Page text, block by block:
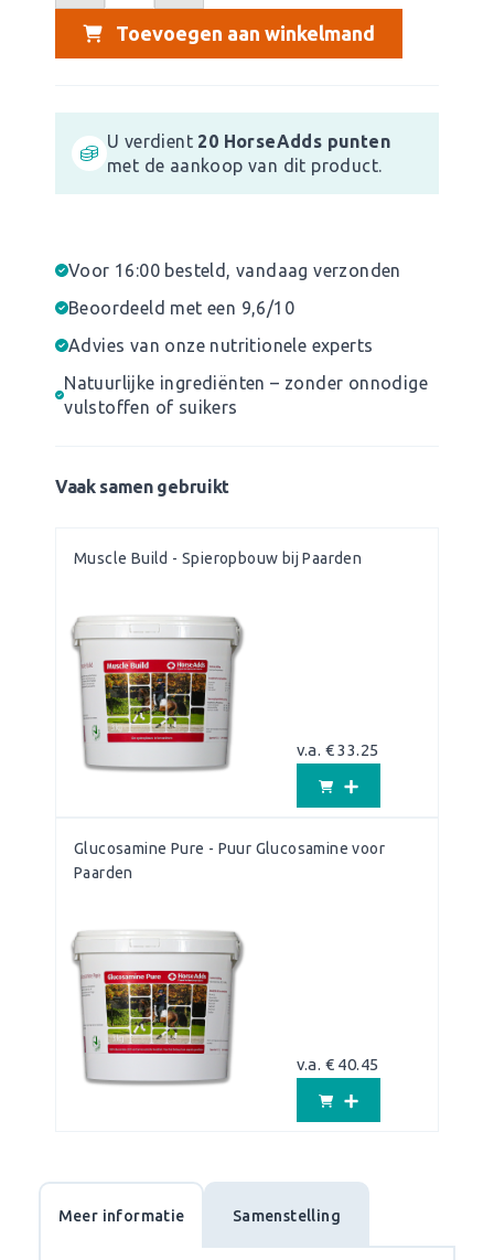
Toevoegen aan winkelmand
U verdient 20 HorseAdds punten
met de aankoop van dit product.
Voor 16:00 besteld, vandaag verzonden
Beoordeeld met een 9,6/10
Advies van onze nutritionele experts
Natuurlijke ingrediënten – zonder onnodige
vulstoffen of suikers
Vaak samen gebruikt
Muscle Build - Spieropbouw bij Paarden
v.a. € 33.25
Glucosamine Pure - Puur Glucosamine voor
Paarden
v.a. € 40.45
Meer informatie Samenstelling